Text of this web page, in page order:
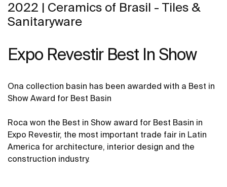
2022 | Ceramics of Brasil - Tiles &
Sanitaryware
Expo Revestir Best In Show
Ona collection basin has been awarded with a Best in
Show Award for Best Basin
Roca won the Best in Show award for Best Basin in
Expo Revestir, the most important trade fair in Latin
America for architecture, interior design and the
construction industry.